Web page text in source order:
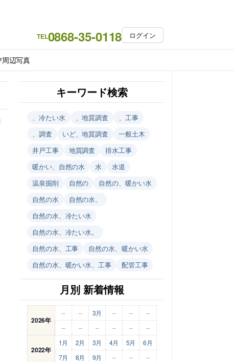
TEL0868-35-0118 ログイン
辺写真
キーワード検索
、冷たい水 、地質調査
、工事
、調査
いど、地質調査
一般土木
井戸工事
地質調査
排水工事
暖かい、自然の水
水
水道
温泉掘削
自然の
自然の、暖かい水
自然の水
自然の水、
自然の水、冷たい水
自然の水、冷たい水。
自然の水、工事
自然の水、暖かい水
自然の水、暖かい水、工事
配管工事
月別 新着情報
2026年
– – 3月 – –
–
–
– – – – –
2022年
1月 2月 3月 4月 5月
6月
7月
8月 9月 – – –